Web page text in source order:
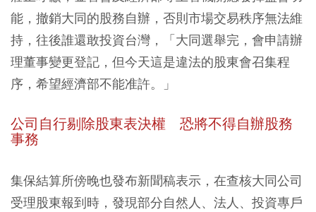
能，撤銷大同的股務自辦，否則市場交易秩序無法維
持，往後誰還敢投資台灣，「大同選舉完，會申請辦
理董事變更登記，但今天這是違法的股東會召集程
序，希望經濟部不能准許。」
公司自行剔除股東表決權 恐將不得自辦股務
事務
集保結算所傍晚也發布新聞稿表示，在查核大同公司
受理股東報到時，發現部分自然人、法人、投資專戶